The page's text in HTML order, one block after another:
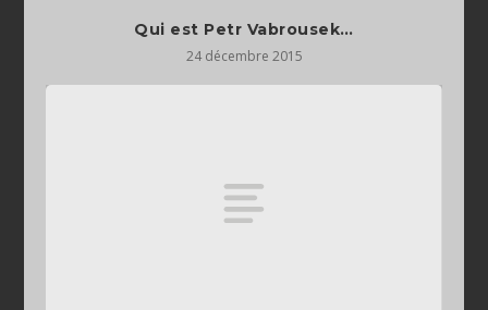
24 décembre 2015